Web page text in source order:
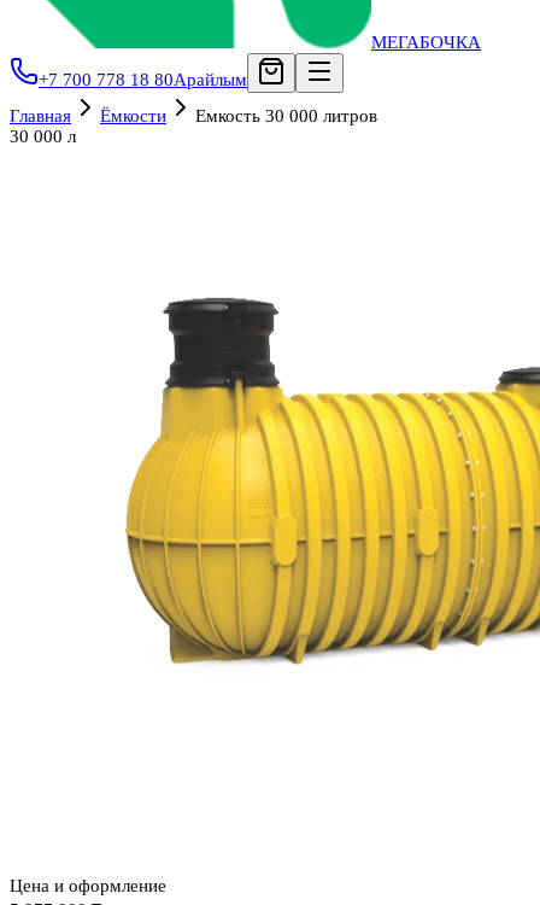
МЕГАБОЧКА
+7 700 778 18 80Арайлым
Главная
Ёмкости
Емкость 30 000 литров
30 000 л
Цена и оформление